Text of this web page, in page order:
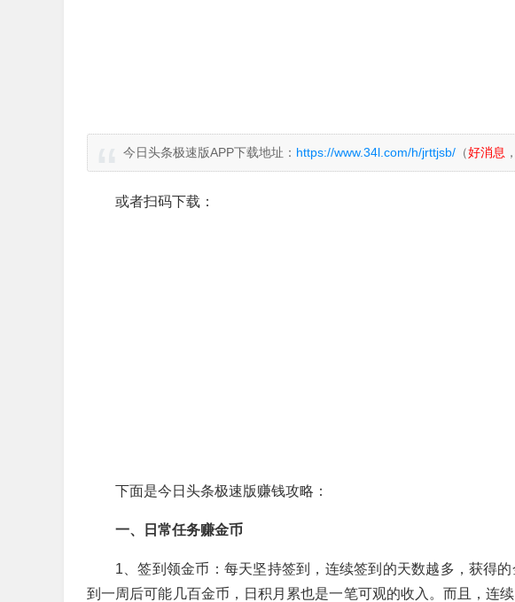
今日头条极速版APP下载地址： https://www.34l.com/h/jrttjsb/ （好消息
或者扫码下载：
下面是今日头条极速版赚钱攻略：
一、日常任务赚金币
1、签到领金币：每天坚持签到，连续签到的天数越多，获得
到一周后可能几百金币，日积月累也是一笔可观的收入。而且，连